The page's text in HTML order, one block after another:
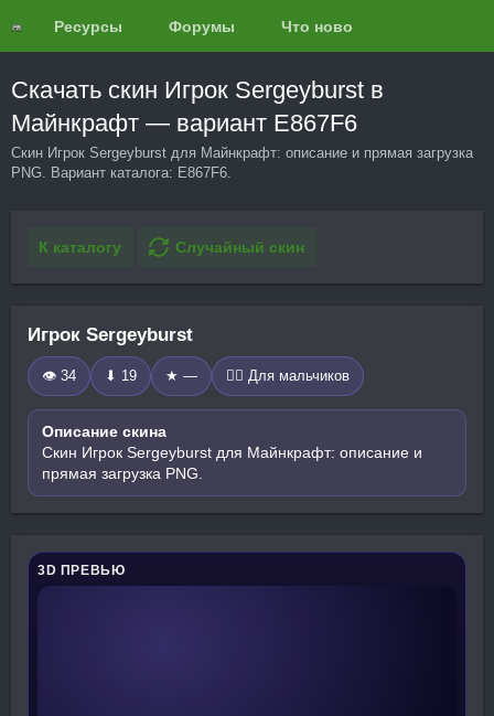
Ресурсы Форумы Что нового?
Скачать скин Игрок Sergeyburst в
Майнкрафт — вариант E867F6
Скин Игрок Sergeyburst для Майнкрафт: описание и прямая загрузка
PNG. Вариант каталога: E867F6.
К каталогу Случайный скин
Игрок Sergeyburst
👁 34 ⬇ 19 ★ — 🧍‍♂️ Для мальчиков
Описание скина
Скин Игрок Sergeyburst для Майнкрафт: описание и
прямая загрузка PNG.
3D ПРЕВЬЮ